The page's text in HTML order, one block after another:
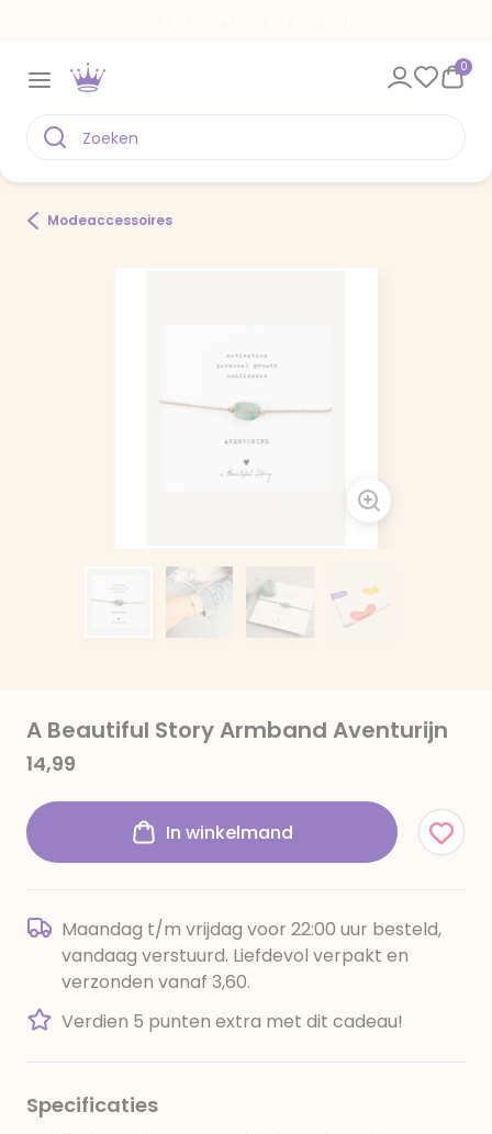
0
Modeaccessoires
A Beautiful Story Armband Aventurijn
14,99
In winkelmand
Maandag t/m vrijdag voor 22:00 uur besteld,
vandaag verstuurd. Liefdevol verpakt en
verzonden vanaf 3,60.
Verdien 5 punten extra met dit cadeau!
Specificaties